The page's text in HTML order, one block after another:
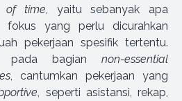
of time , yaitu sebanyak apa
fokus yang perlu dicurahkan
pekerjaan spesifik tertentu.
pada bagian non-essential
, cantumkan pekerjaan yang
, seperti asistansi, rekap,